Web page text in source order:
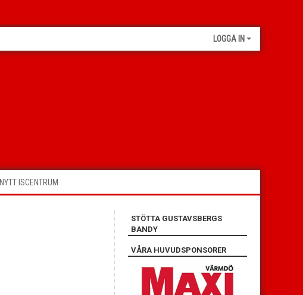
LOGGA IN
NYTT ISCENTRUM
STÖTTA GUSTAVSBERGS
BANDY
VÅRA HUVUDSPONSORER